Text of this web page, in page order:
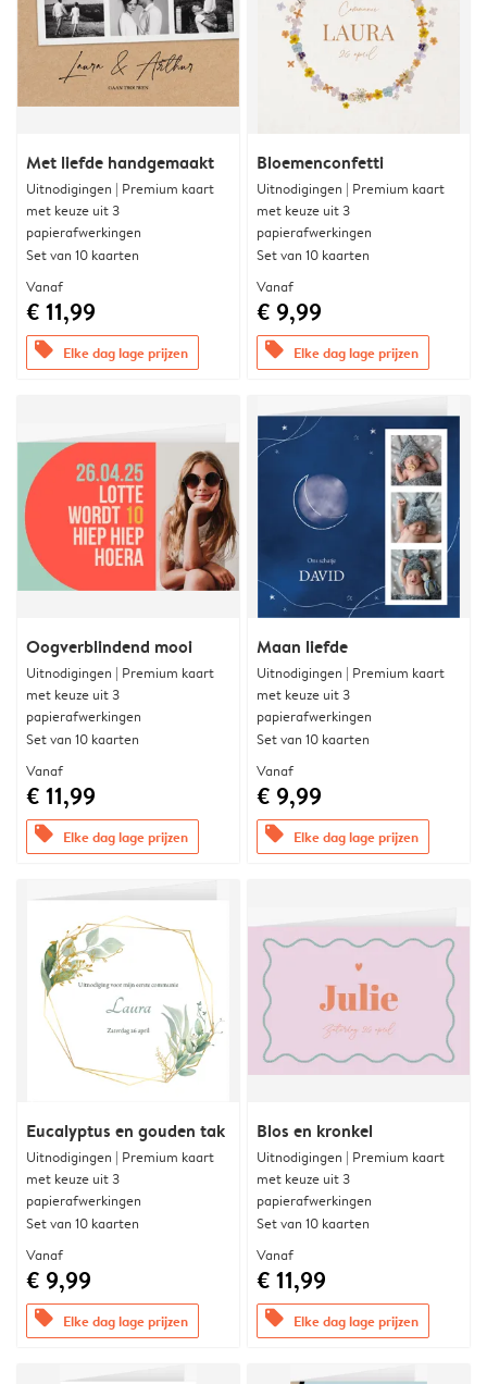
Met liefde handgemaakt
Uitnodigingen | Premium kaart
met keuze uit 3
papierafwerkingen
Set van 10 kaarten
Vanaf
€ 11,99
offers Elke dag lage prijzen
Bloemenconfetti
Uitnodigingen | Premium kaart
met keuze uit 3
papierafwerkingen
Set van 10 kaarten
Vanaf
€ 9,99
offers Elke dag lage prijzen
Oogverblindend mooi
Uitnodigingen | Premium kaart
met keuze uit 3
papierafwerkingen
Set van 10 kaarten
Vanaf
€ 11,99
offers Elke dag lage prijzen
Maan liefde
Uitnodigingen | Premium kaart
met keuze uit 3
papierafwerkingen
Set van 10 kaarten
Vanaf
€ 9,99
offers Elke dag lage prijzen
Eucalyptus en gouden tak
Uitnodigingen | Premium kaart
met keuze uit 3
papierafwerkingen
Set van 10 kaarten
Vanaf
€ 9,99
offers Elke dag lage prijzen
Blos en kronkel
Uitnodigingen | Premium kaart
met keuze uit 3
papierafwerkingen
Set van 10 kaarten
Vanaf
€ 11,99
offers Elke dag lage prijzen